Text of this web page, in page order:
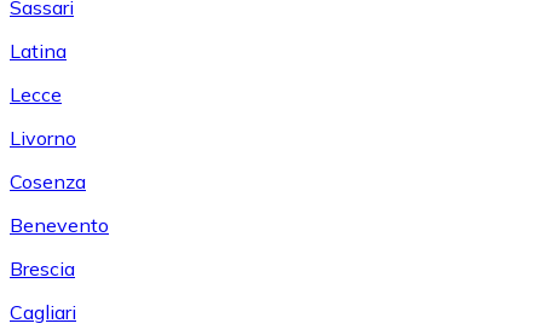
Sassari
Latina
Lecce
Livorno
Cosenza
Benevento
Brescia
Cagliari